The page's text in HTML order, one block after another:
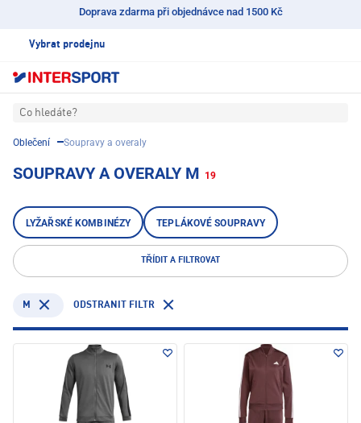
Doprava zdarma při objednávce nad 1500 Kč
Vybrat prodejnu
Co hledáte?
Oblečení Soupravy a overaly
SOUPRAVY A OVERALY M 19
LYŽAŘSKÉ KOMBINÉZY TEPLÁKOVÉ SOUPRAVY
TŘÍDIT A FILTROVAT
M ODSTRANIT FILTR